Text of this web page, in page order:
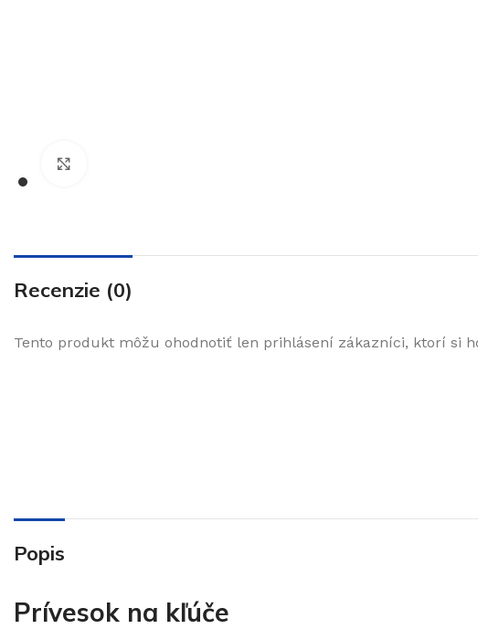
Recenzie (0)
Tento produkt môžu ohodnotiť len prihlásení zákazníci, ktorí si
Popis
Prívesok na kľúče